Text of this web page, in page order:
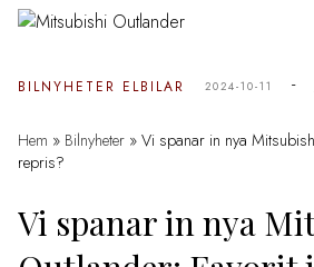
BILNYHETER ELBILAR 2024-10-11 -
Hem » Bilnyheter » Vi spanar in nya
repris?
Vi spanar in nya